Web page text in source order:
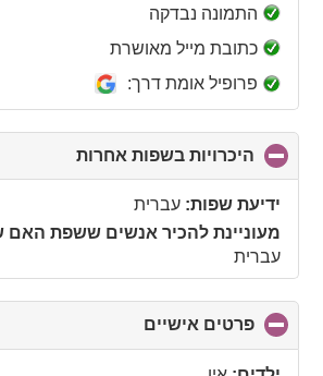
התמונה נבדקה
כתובת מייל מאושרת
פרופיל אומת דרך:
היכרויות בשפות אחרות
to
ידיעת שפות: עברית
מעוניינת להכיר אנשים ששפת
עברית
פרטים אישיים
to